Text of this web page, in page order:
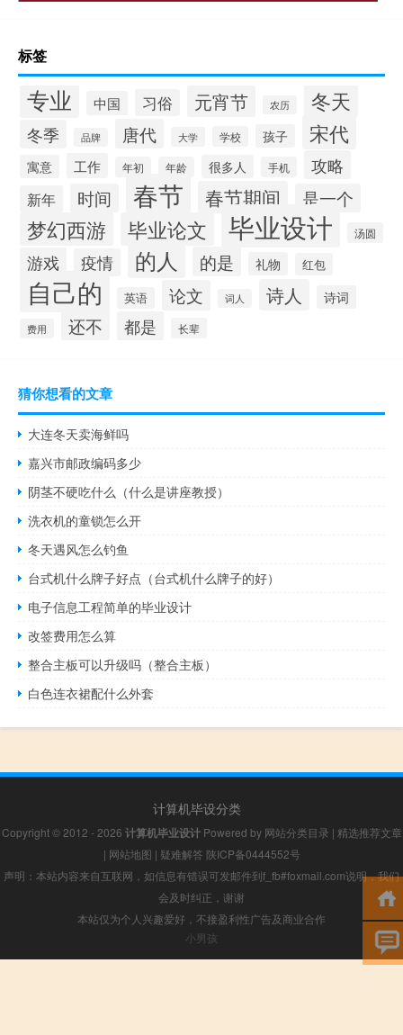
标签
专业 中国 习俗 元宵节 农历 冬天
冬季 品牌 唐代 大学 学校 孩子 宋代
寓意 工作 年初 年龄 很多人 手机 攻略
新年 时间 春节 春节期间 是一个
梦幻西游 毕业论文 毕业设计 汤圆
游戏 疫情 的人 的是 礼物 红包
自己的 英语 论文 词人 诗人 诗词
费用 还不 都是 长辈
猜你想看的文章
大连冬天卖海鲜吗
嘉兴市邮政编码多少
阴茎不硬吃什么（什么是讲座教授）
洗衣机的童锁怎么开
冬天遇风怎么钓鱼
台式机什么牌子好点（台式机什么牌子的好）
电子信息工程简单的毕业设计
改签费用怎么算
整合主板可以升级吗（整合主板）
白色连衣裙配什么外套
计算机毕设分类
Copyright © 2012 - 2026 计算机毕业设计Powered by 网站分类目录 | 精选推荐文章
| 网站地图 | 疑难解答 陕ICP备0444552号
声明：本站内容来自互联网，如信息有错误可发邮件到f_fb#foxmail.com说明，我们
会及时纠正，谢谢
本站仅为个人兴趣爱好，不接盈利性广告及商业合作
小男孩